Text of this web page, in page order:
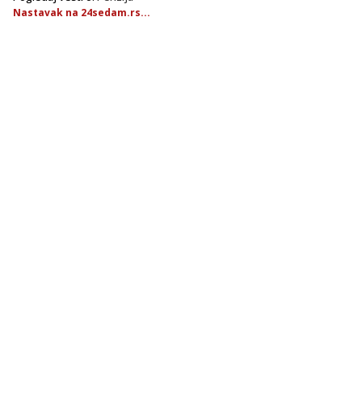
Nastavak na 24sedam.rs...